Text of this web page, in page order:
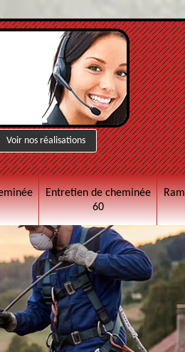
Voir nos réalisations
Entretien de cheminée
60